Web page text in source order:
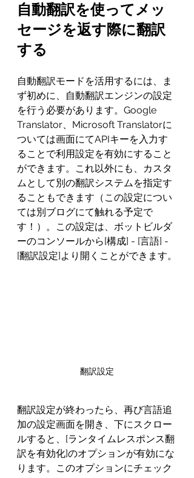
自動翻訳を使ってメッ
セージを返す際に翻訳
する
自動翻訳モードを活用するには、ま
ず初めに、自動翻訳エンジンの設定
を行う必要があります。Google
Translator、Microsoft Translatorに
ついては画面にてAPIキーを入力す
ることで利用設定を有効にすること
ができます。これ以外にも、カスタ
ムとして別の翻訳システムを指定す
ることもできます（この設定につい
ては別ブログにて触れる予定で
す！）。この設定は、ボットビルダ
ーのコンソールから[構成] - [言語] -
[翻訳設定]より開くことができます。
翻訳設定
翻訳設定が終わったら、再び言語追
加の設定画面を開き、下にスクロー
ルすると、[ランタイムレスポンス翻
訳を有効化]のオプションが有効にな
ります。このオプションにチェック